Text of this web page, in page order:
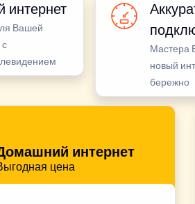
интернет
Вашей
с
Мастера
новый
бережно
интернет
цена